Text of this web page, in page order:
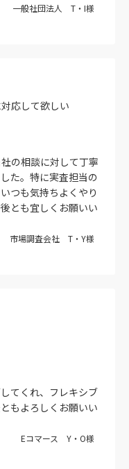
一般社団法人 T・I様
応して欲しい
の相談に対して丁寧
た。特に実査担当の
つも気持ちよくやり
とも宜しくお願いい
市場調査会社 T・Y様
てくれ、フレキシブ
もよろしくお願いい
Eコマース Y・O様